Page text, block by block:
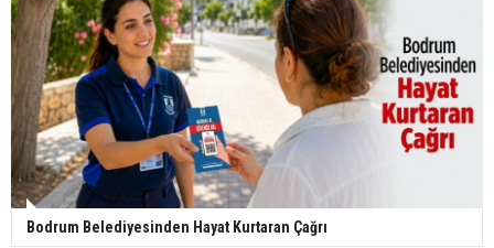
Bodrum Belediyesinden Hayat Kurtaran Çağrı